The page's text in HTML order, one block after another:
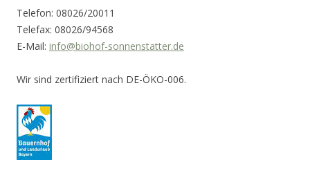
Telefon: 08026/20011
Telefax: 08026/94568
E-Mail: info@biohof-sonnenstatter.de
Wir sind zertifiziert nach DE-ÖKO-006.